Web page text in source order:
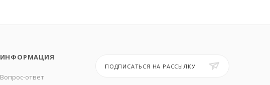
ИНФОРМАЦИЯ
Вопрос-ответ
ПОДПИСАТЬСЯ НА РАССЫЛКУ